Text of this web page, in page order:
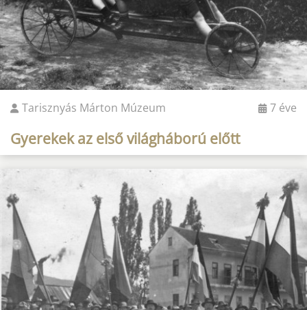
Tarisznyás Márton Múzeum 7 éve
Gyerekek az első világháború előtt